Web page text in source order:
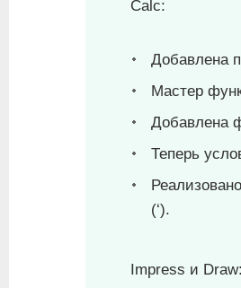
Calc:
Добавлена
Мастер
Добавлена
Теперь
(‘).
Impress и Draw: